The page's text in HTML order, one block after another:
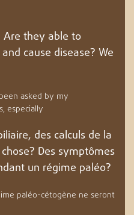
Are they able to
cause disease? We
asked by my
especially
des calculs de la
Des symptômes
un régime paléo?
paléo-cétogène ne seront